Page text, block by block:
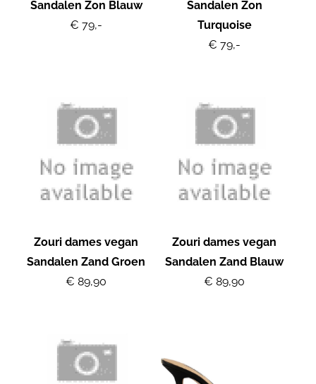
Sandalen Zon Blauw
€ 79,-
Sandalen Zon
Turquoise
€ 79,-
Zouri dames vegan
Sandalen Zand Groen
€ 89,90
Zouri dames vegan
Sandalen Zand Blauw
€ 89,90